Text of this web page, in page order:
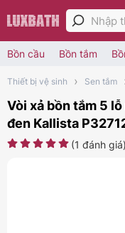
Bồn cầu Bồn tắm
Thiết bị vệ sinh Sen tắm
Vòi xả bồn tắm 5
đen Kallista
(1 đánh giá)